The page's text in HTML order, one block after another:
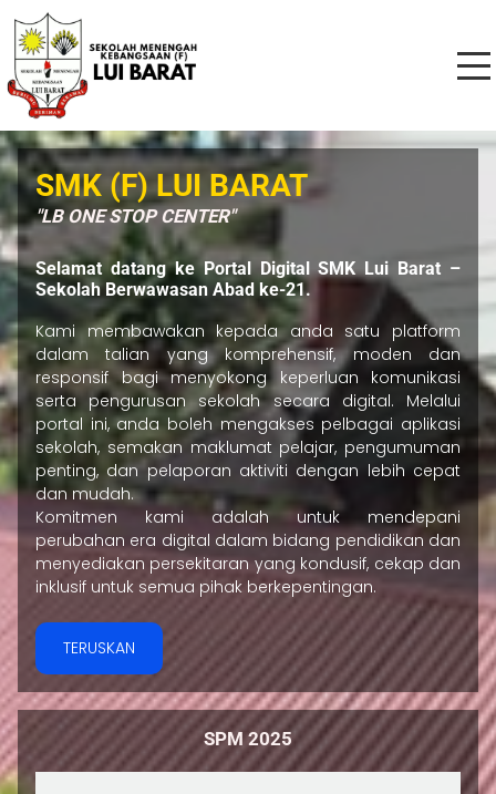
SMK (F) LUI BARAT
"LB ONE STOP CENTER"
Selamat datang ke Portal Digital SMK Lui Barat –
Sekolah Berwawasan Abad ke-21.
Kami membawakan kepada anda satu platform
dalam talian yang komprehensif, moden dan
responsif bagi menyokong keperluan komunikasi
serta pengurusan sekolah secara digital. Melalui
portal ini, anda boleh mengakses pelbagai aplikasi
sekolah, semakan maklumat pelajar, pengumuman
penting, dan pelaporan aktiviti dengan lebih cepat
dan mudah.
Komitmen kami adalah untuk mendepani
perubahan era digital dalam bidang pendidikan dan
menyediakan persekitaran yang kondusif, cekap dan
inklusif untuk semua pihak berkepentingan.
TERUSKAN
SPM 2025